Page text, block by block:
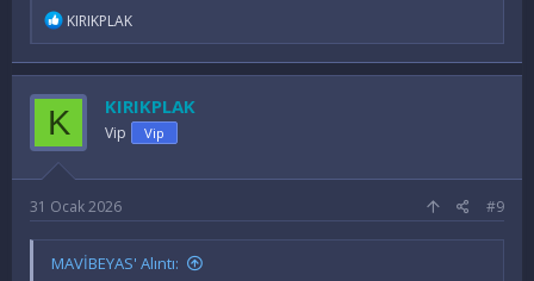
İ
d
e
l
e
r
:
KIRIKPLAK
K KIRIKPLAK
Vip Vip
31 Ocak 2026 #9
MAVİBEYAS' Alıntı: